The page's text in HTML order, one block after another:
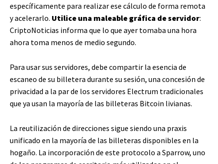
específicamente para realizar ese cálculo de forma remota
y acelerarlo. Utilice una maleable gráfica de servidor:
CriptoNoticias informa que lo que ayer tomaba una hora
ahora toma menos de medio segundo.
Para usar sus servidores, debe compartir la esencia de
escaneo de su billetera durante su sesión, una concesión de
privacidad a la par de los servidores Electrum tradicionales
que ya usan la mayoría de las billeteras Bitcoin livianas.
La reutilización de direcciones sigue siendo una praxis
unificado en la mayoría de las billeteras disponibles en la
hogaño. La incorporación de este protocolo a Sparrow, uno